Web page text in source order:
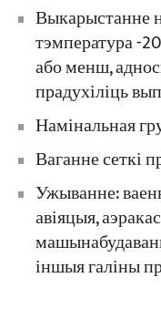
Пра нас
Звяжыцеся з намі
Выкарыстанне
тэмпература
або менш,
прадухіліць
Намінальная
Ваганне сеткі
Ужыванне:
авіяцыя,
іншыя галіны